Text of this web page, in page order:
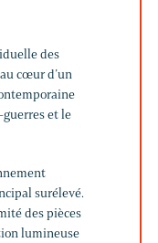
des
cœur d’un
guerres et le
surélevé.
des pièces
lumineuse